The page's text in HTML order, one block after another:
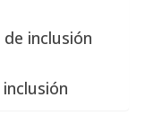
inclusión